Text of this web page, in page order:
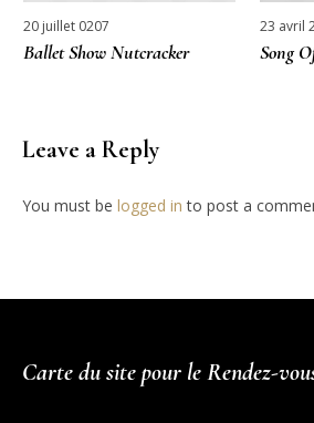
20 juillet 0207
Ballet Show Nutcracker
23 avril
Song
Leave a Reply
You must be logged in to post a
Carte du site pour le Rendez-